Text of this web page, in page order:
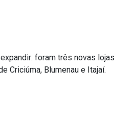
foram três novas lojas
Criciúma, Blumenau e Itajaí.